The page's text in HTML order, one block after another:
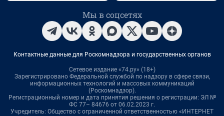
Мы в соцсетях
Контактные данные для Роскомнадзора и государственных органов
Сетевое издание «74.ру» (18+)
Зарегистрировано Федеральной службой по надзору в сфере связи,
информационных технологий и массовых коммуникаций
(Роскомнадзор).
Регистрационный номер и дата принятия решения о регистрации: ЭЛ №
ФС 77– 84676 от 06.02.2023 г.
Учредитель: Общество с ограниченной ответственностью «ИНТЕРНЕТ